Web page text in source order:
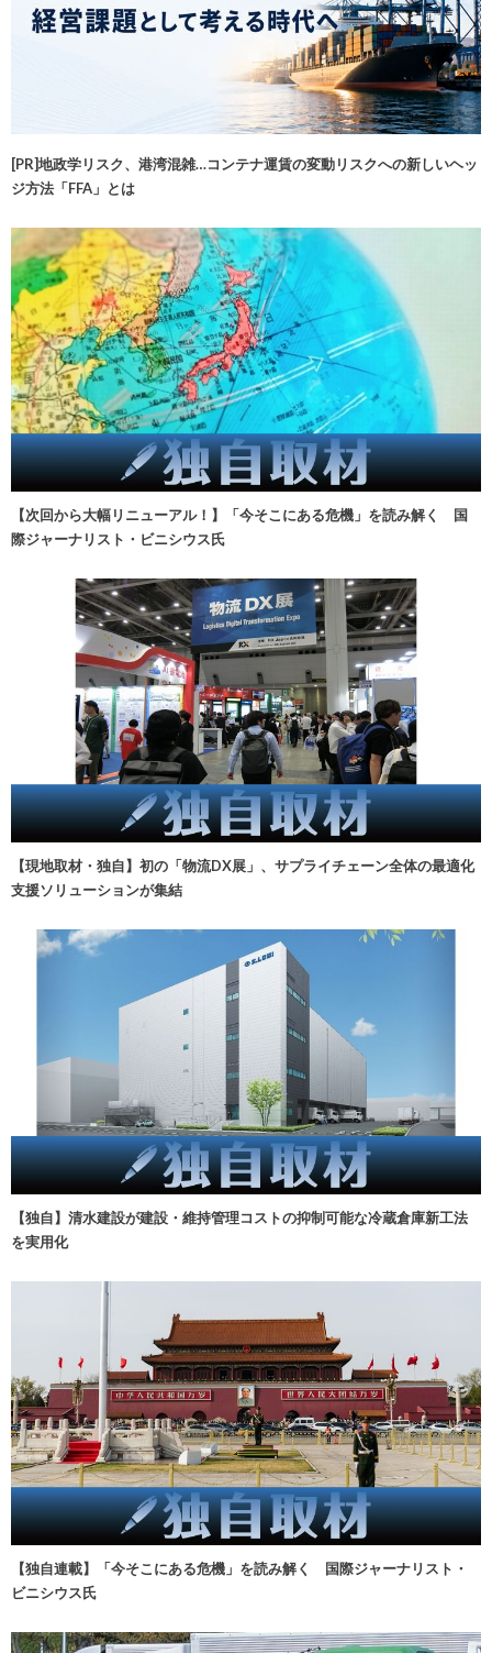
[PR]地政学リスク、港湾混雑…コンテナ運賃の変動リスクへの新しいヘッ
ジ方法「FFA」とは
【次回から大幅リニューアル！】「今そこにある危機」を読み解く 国
際ジャーナリスト・ビニシウス氏
【現地取材・独自】初の「物流DX展」、サプライチェーン全体の最適化
支援ソリューションが集結
【独自】清水建設が建設・維持管理コストの抑制可能な冷蔵倉庫新工法
を実用化
【独自連載】「今そこにある危機」を読み解く 国際ジャーナリスト・
ビニシウス氏